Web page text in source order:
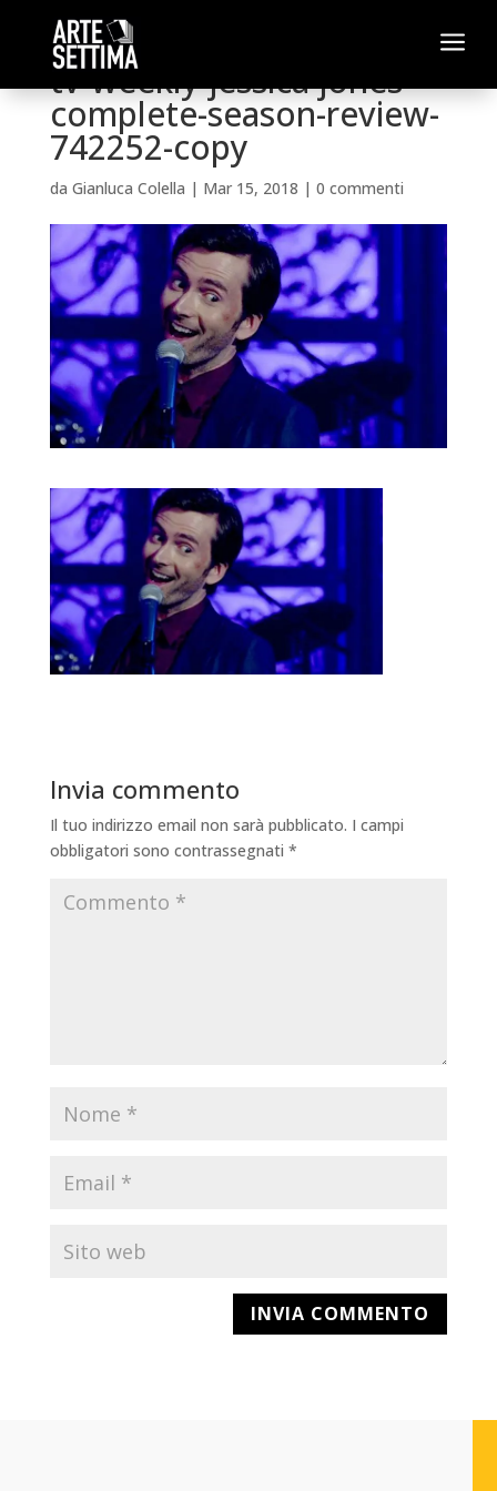
a
tv-weekly-jessica-jones-
complete-season-review-
742252-copy
da Gianluca Colella | Mar 15, 2018 | 0 commenti
Invia commento
Il tuo indirizzo email non sarà pubblicato. I campi
obbligatori sono contrassegnati *